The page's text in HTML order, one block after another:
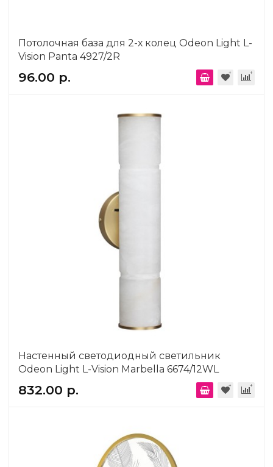
Потолочная база для 2-х колец Odeon Light L-
Vision Panta 4927/2R
96.00 р.
Настенный светодиодный светильник
Odeon Light L-Vision Marbella 6674/12WL
832.00 р.